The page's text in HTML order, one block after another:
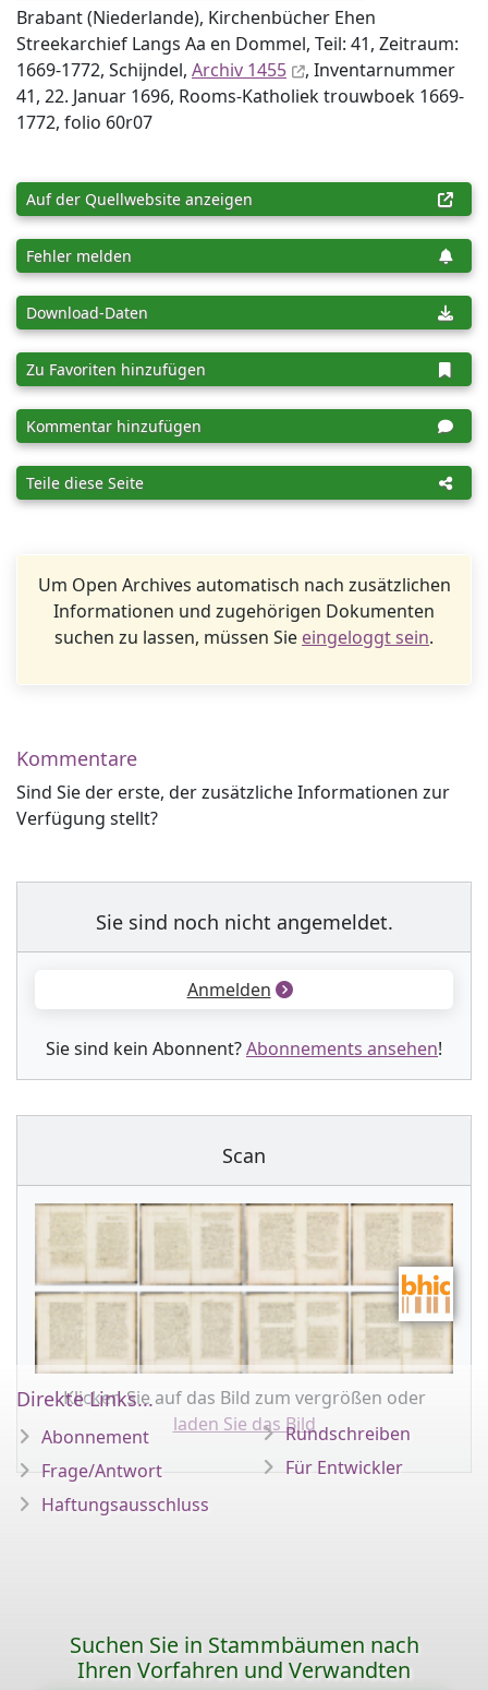
Brabant (Niederlande), Kirchenbücher Ehen
Streekarchief Langs Aa en Dommel, Teil: 41, Zeitraum:
1669-1772, Schijndel, Archiv 1455
, Inventar­nummer
41, 22. Januar 1696, Rooms-Katholiek trouwboek 1669-
1772, folio 60r07
Auf der Quellwebsite anzeigen
Fehler melden
Download-Daten
Zu Favoriten hinzufügen
Kommentar hinzufügen
Teile diese Seite
Um Open Archives automatisch nach zusätzlichen
Informationen und zugehörigen Dokumenten
suchen zu lassen, müssen Sie eingeloggt sein.
Kommentare
Sind Sie der erste, der zusätzliche Informationen zur
Verfügung stellt?
Sie sind noch nicht angemeldet.
Anmelden
Sie sind kein Abonnent?Abonnements ansehen!
Scan
Klicken Sie auf das Bild zum vergrößen oder
laden Sie das Bild
Direkte Links...
Abonnement
Frage/Antwort
Haftungsausschluss
Rundschreiben
Für Entwickler
Suchen Sie in Stammbäumen nach
Ihren Vorfahren und Verwandten